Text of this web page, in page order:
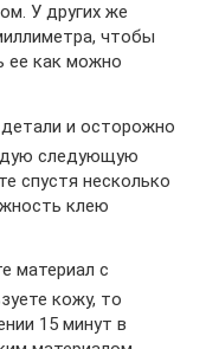
У других же
чтобы
ее как можно
и осторожно
следующую
спустя несколько
клею
материал с
кожу, то
15 минут в